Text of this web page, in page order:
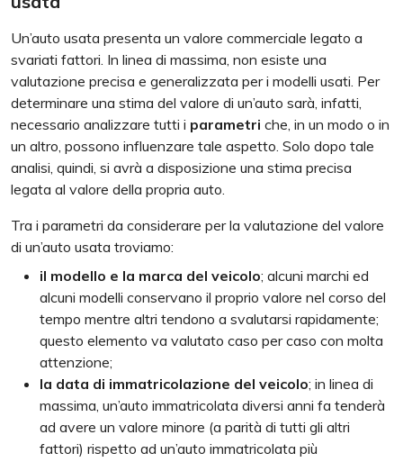
Un’auto usata presenta un valore commerciale legato a
svariati fattori. In linea di massima, non esiste una
valutazione precisa e generalizzata per i modelli usati. Per
determinare una stima del valore di un’auto sarà, infatti,
necessario analizzare tutti i parametri che, in un modo o in
un altro, possono influenzare tale aspetto. Solo dopo tale
analisi, quindi, si avrà a disposizione una stima precisa
legata al valore della propria auto.
Tra i parametri da considerare per la valutazione del valore
di un’auto usata troviamo:
il modello e la marca del veicolo; alcuni marchi ed
alcuni modelli conservano il proprio valore nel corso del
tempo mentre altri tendono a svalutarsi rapidamente;
questo elemento va valutato caso per caso con molta
attenzione;
la data di immatricolazione del veicolo; in linea di
massima, un’auto immatricolata diversi anni fa tenderà
ad avere un valore minore (a parità di tutti gli altri
fattori) rispetto ad un’auto immatricolata più